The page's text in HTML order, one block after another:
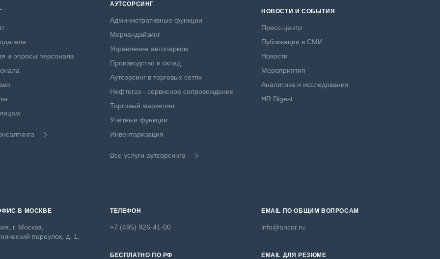
и опросы персонала
АУТСОРСИНГ
Административные функции
Мерчандайзинг
Управление автопарком
Производство и склад
Аутсорсинг в торговых сетях
Нефтегаз - сервисное сопровождение
Торговый маркетинг
Учётные функции
Инвентаризация
Все услуги аутсорсинга
НОВОСТИ И СОБЫТИЯ
Пресс-центр
Публикации в СМИ
Новости
Мероприятия
Аналитика и исследования
HR Digest
В МОСКВЕ
г. Москва,
переулок, д. 1,
ТЕЛЕФОН
+7 (495) 926-41-00
БЕСПЛАТНО ПО РФ
EMAIL ПО ОБЩИМ ВОПРОСАМ
info@ancor.ru
EMAIL ДЛЯ РЕЗЮМЕ